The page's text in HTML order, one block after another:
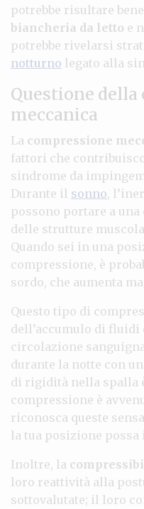
potrebbe risultare
biancheria da letto e
potrebbe rivelarsi
notturno legato alla
Questione
meccanica
La compressione
fattori che
sindrome da
Durante il sonno,
possono portare a
delle strutture
Quando sei in una
compressione, è
sordo, che aumenta
Questo tipo di
dell’accumulo di
circolazione
durante la notte con
di rigidità nella spalla
compressione è
riconosca queste
la tua posizione
Inoltre, la
loro reattività alla
sottovalutate; il loro